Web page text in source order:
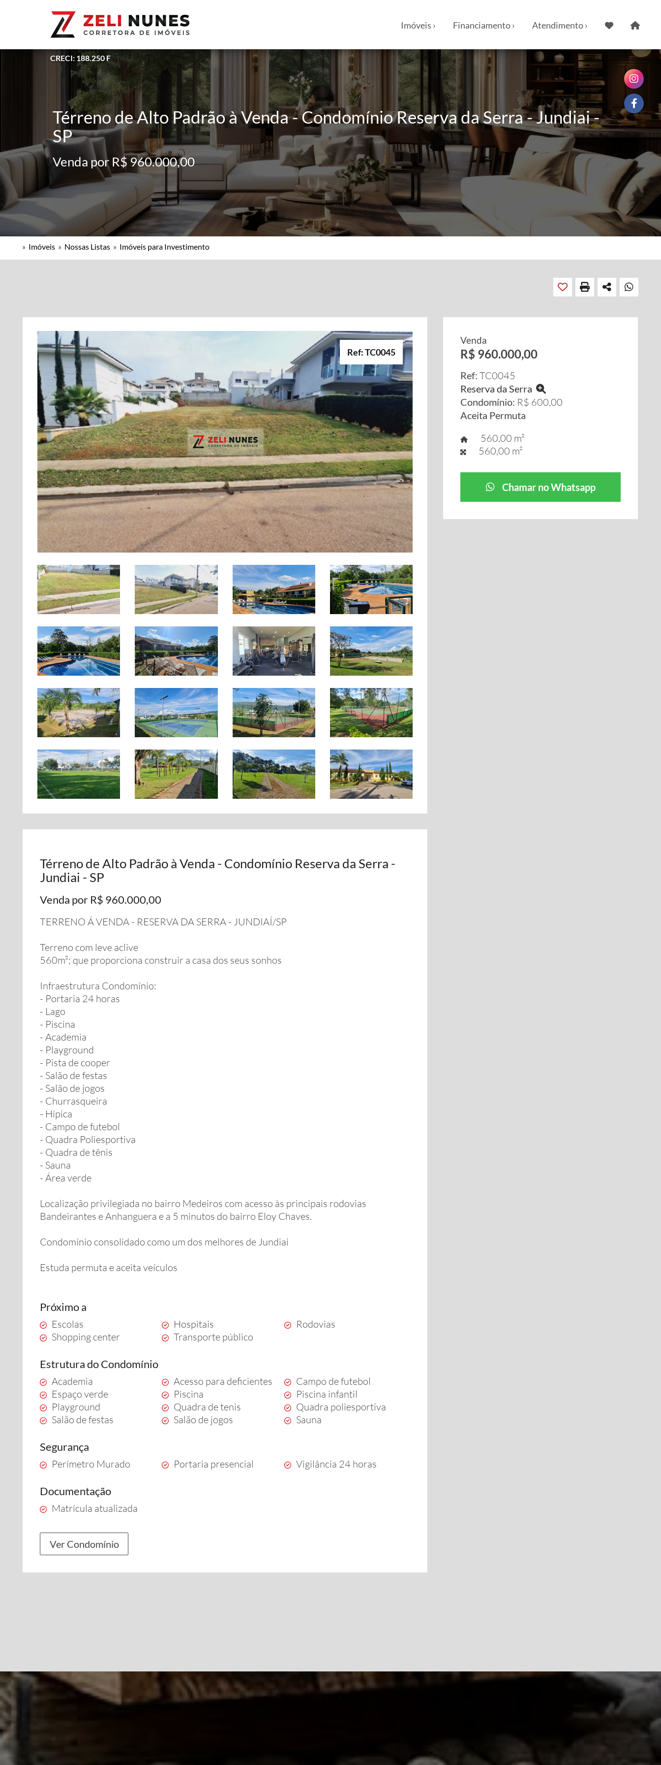
CRECI: 188.250 F
Imóveis › Financiamento › Atendimento ›
Térreno de Alto Padrão à Venda - Condomínio Reserva da Serra - Jundiai -
SP
Venda por R$ 960.000,00
» Imóveis » Nossas Listas » Imóveis para Investimento
Ref: TC0045
Térreno de Alto Padrão à Venda - Condomínio Reserva da Serra -
Jundiai - SP
Venda por R$ 960.000,00
TERRENO Á VENDA - RESERVA DA SERRA - JUNDIAÍ/SP
Terreno com leve aclive
560m²; que proporciona construir a casa dos seus sonhos
Infraestrutura Condomínio:
- Portaria 24 horas
- Lago
- Piscina
- Academia
- Playground
- Pista de cooper
- Salão de festas
- Salão de jogos
- Churrasqueira
- Hípica
- Campo de futebol
- Quadra Poliesportiva
- Quadra de tênis
- Sauna
- Área verde
Localização privilegiada no bairro Medeiros com acesso às principais rodovias
Bandeirantes e Anhanguera e a 5 minutos do bairro Eloy Chaves.
Condomínio consolidado como um dos melhores de Jundiai
Estuda permuta e aceita veículos
Próximo a
Escolas Hospitais
Rodovias
Shopping center
Transporte público
Estrutura do Condomínio
Academia Acesso para deficientes
Campo de futebol
Espaço verde
Piscina
Piscina infantil
Playground
Quadra de tenis
Quadra poliesportiva
Salão de festas
Salão de jogos Sauna
Segurança
Perímetro Murado Portaria presencial Vigilância 24 horas
Documentação
Matrícula atualizada
Ver Condomínio
Venda
R$ 960.000,00
Ref: TC0045
Reserva da Serra
Condomínio: R$ 600,00
Aceita Permuta
560,00 m²
560,00 m²
Chamar no Whatsapp